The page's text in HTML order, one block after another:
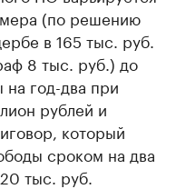
(по решению
в 165 тыс. руб.
8 тыс. руб.) до
год-два при
рублей и
который
сроком на два
тыс. руб.